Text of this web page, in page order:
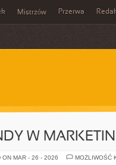
Mistrzów Przerwa
W
ON MAR - 26 - 2026
MOŻLIWOŚĆ